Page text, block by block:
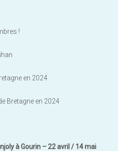
!
en 2024
Bretagne en 2024
à Gourin – 22 avril / 14 mai